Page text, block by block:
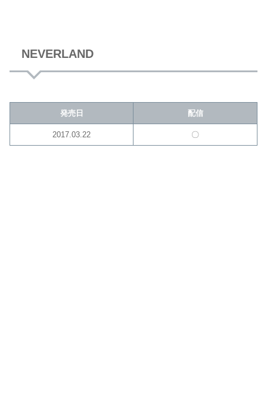
NEVERLAND
発売日 配信
2017.03.22 〇